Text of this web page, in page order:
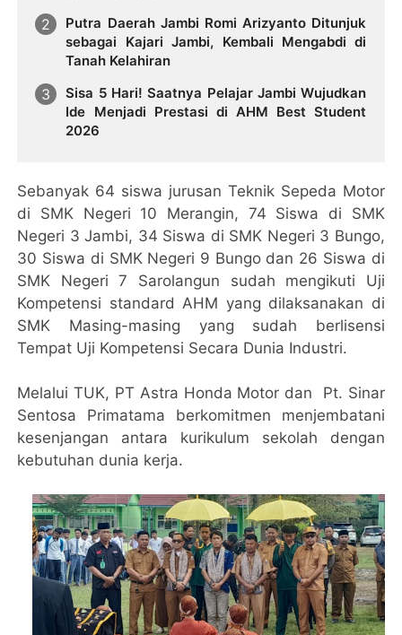
Putra Daerah Jambi Romi Arizyanto Ditunjuk
sebagai Kajari Jambi, Kembali Mengabdi di
Tanah Kelahiran
Sisa 5 Hari! Saatnya Pelajar Jambi Wujudkan
Ide Menjadi Prestasi di AHM Best Student
2026
Sebanyak 64 siswa jurusan Teknik Sepeda Motor
di SMK Negeri 10 Merangin, 74 Siswa di SMK
Negeri 3 Jambi, 34 Siswa di SMK Negeri 3 Bungo,
30 Siswa di SMK Negeri 9 Bungo dan 26 Siswa di
SMK Negeri 7 Sarolangun sudah mengikuti Uji
Kompetensi standard AHM yang dilaksanakan di
SMK Masing-masing yang sudah berlisensi
Tempat Uji Kompetensi Secara Dunia Industri.
Melalui TUK, PT Astra Honda Motor dan Pt. Sinar
Sentosa Primatama berkomitmen menjembatani
kesenjangan antara kurikulum sekolah dengan
kebutuhan dunia kerja.